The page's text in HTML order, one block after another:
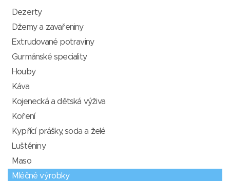
Dezerty
Džemy a zavařeniny
Extrudované potraviny
Gurmánské speciality
Houby
Káva
Kojenecká a dětská výživa
Koření
Kypřící prášky, soda a želé
Luštěniny
Maso
Mléčné výrobky